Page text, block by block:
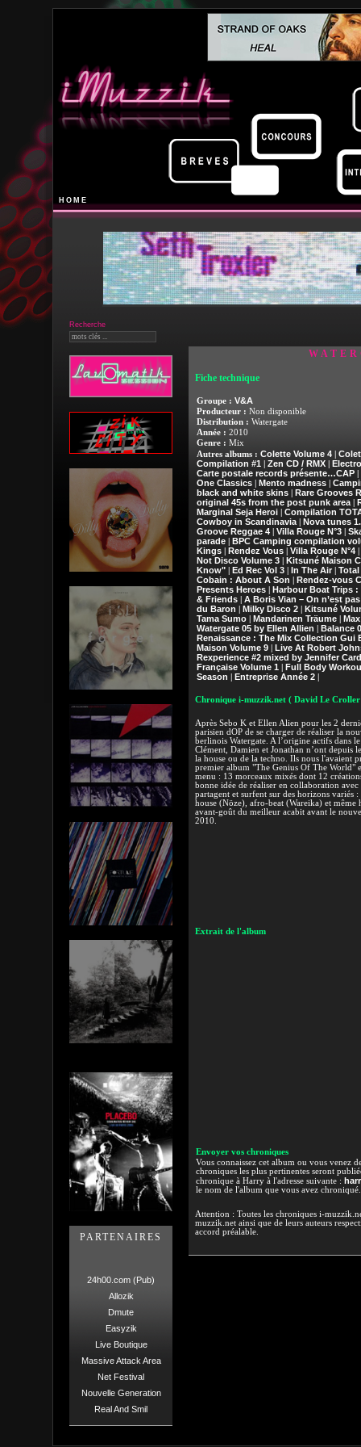
HOME
Recherche
PARTENAIRES
24h00.com (Pub)
Allozik
Dmute
Easyzik
Live Boutique
Massive Attack Area
Net Festival
Nouvelle Generation
Real And Smil
Fiche technique
Groupe : V&A
Producteur : Non disponible
Distribution : Watergate
Année : 2010
Genre : Mix
Autres albums : Colette Volume 4|
Compilation #1
Zen CD / RMX|
Carte postale records présente…CAP|
One Classics| Mento madness|
black and white skins
Rare Grooves
original 45s from the post punk area|
Marginal Seja Heroi| Compilation
Cowboy in Scandinavia| Nova tunes
Groove Reggae 4| Villa Rouge N°3|
parade| BPC Camping compilation
Kings| Rendez Vous| Villa Rouge N°4|
Not Disco Volume 3| Kitsuné Maison
Know"| Ed Rec Vol 3| In The Air| Total
Cobain : About A Son
Rendez-vous
Presents Heroes| Harbour Boat Trips
& Friends| A Boris Vian – On n’est
du Baron
Milky Disco 2| Kitsuné
Tama Sumo| Mandarinen Träume|
Watergate 05 by Ellen Allien
Balance
Renaissance : The Mix Collection Gui
Maison Volume 9| Live At Robert
Rexperience #2 mixed by Jennifer
Française Volume 1
Full Body
Season
Entreprise Année 2|
Chronique i-muzzik.net ( David Le Croller
Après Sebo K et Ellen Alien pour les 2
parisien dOP de se charger de réaliser la
berlinois Watergate. A l’origine actifs dans
Clément, Damien et Jonathan n’ont depuis
la house ou de la techno. Ils nous l'avaient
premier album "The Genius Of The World"
menu : 13 morceaux mixés dont 12
bonne idée de réaliser en collaboration avec
partagent et surfent sur des horizons variés
house (Nöze), afro-beat (Wareika) et
avant-goût du meilleur acabit avant le
2010.
Extrait de l'album
Envoyer vos chroniques
Vous connaissez cet album ou vous venez
chroniques les plus pertinentes seront
chronique à Harry à l'adresse suivante :
le nom de l'album que vous avez
Attention : Toutes les chroniques i-
muzzik.net ainsi que de leurs auteurs
accord préalable.